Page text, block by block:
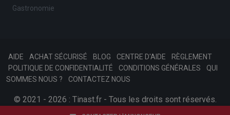
Gastronomie
AIDE ACHAT SÉCURISÉ BLOG CENTRE D'AIDE
RÈGLEMENT
POLITIQUE DE CONFIDENTIALITÉ
CONDITIONS GÉNÉRALES
QUI
SOMMES NOUS ?
CONTACTEZ NOUS
© 2021 - 2026 : Tinast.fr - Tous les droits sont réservés.
SKONSOFTAfariat.com